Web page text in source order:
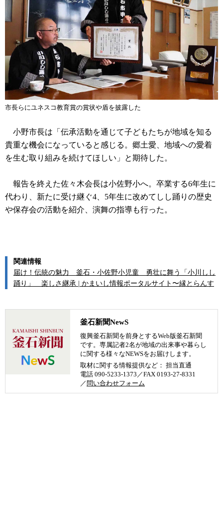
市長らにユネスコ教育賞の賞状や盾を披露した
小野市長は「伝承活動を通じて子どもたちが地域を知る
貴重な機会になっていると感じる。郷土愛、地域への愛着
を生む取り組みを続けてほしい」と期待した。
報告を終えた佐々木会長は小佐野小へ。卒業する6年生に
代わり、新たに受け継ぐ4、5年生に改めてしし踊りの歴史
や保存会の活動を紹介、演舞の指導も行った。
関連情報
届け！伝統の魅力 釜石・小佐野小児童 勇壮に舞う「小川しし
踊り」 楽しさ継承 | かまいし情報ポータルサイト〜縁とらんす
釜石新聞NewS
復興釜石新聞を前身とするWeb版釜石新聞
です。専属記者2名が地域の出来事や暮らし
に関する様々なNEWSをお届けします。
取材に関する情報提供など： 担当直通
電話 090-5233-1373／FAX 0193-27-8331
／ 問い合わせフォーム